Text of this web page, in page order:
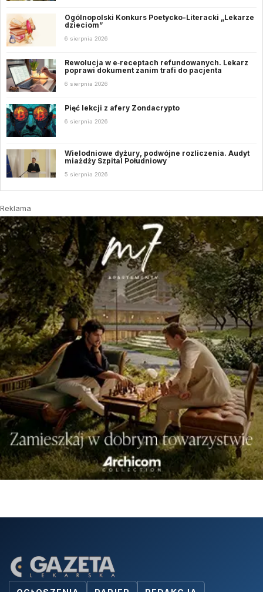
Ogólnopolski Konkurs Poetycko-Literacki „Lekarze
dzieciom”
6 sierpnia 2026
Rewolucja w e‑receptach refundowanych. Lekarz
poprawi dokument zanim trafi do pacjenta
6 sierpnia 2026
Pięć lekcji z afery Zondacrypto
6 sierpnia 2026
Wielodniowe dyżury, podwójne rozliczenia. Audyt
miażdży Szpital Południowy
5 sierpnia 2026
Reklama